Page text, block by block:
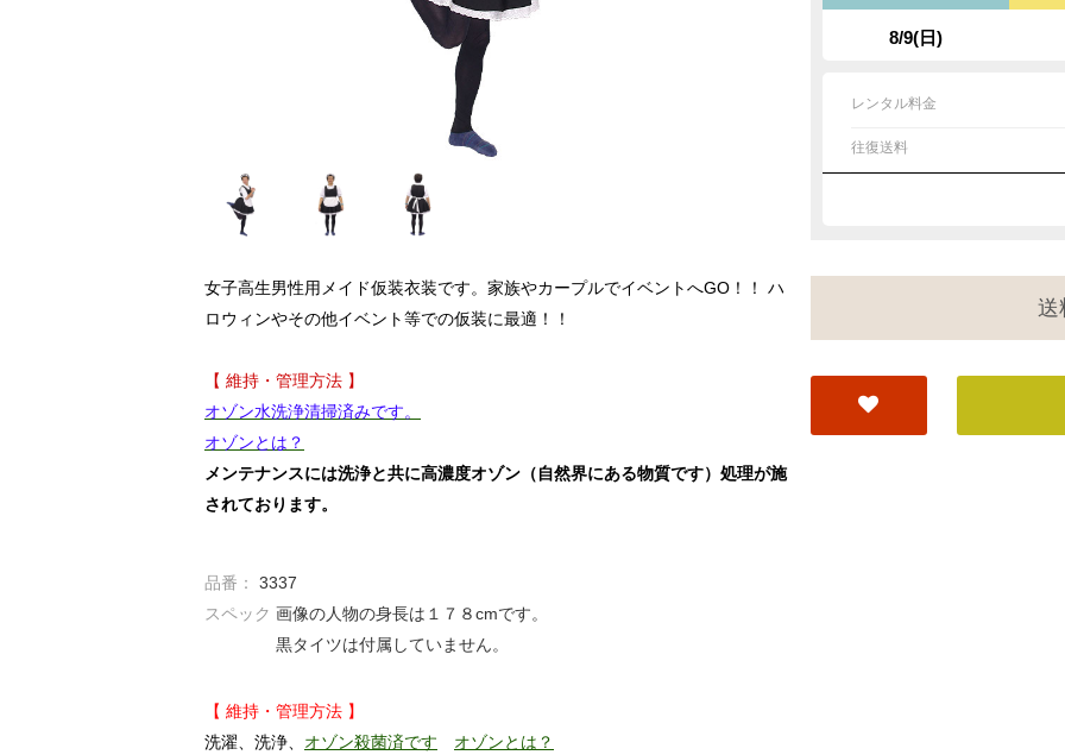
女子高生男性用メイド仮装衣装です。家族やカープルでイベントへGO！！ ハ
ロウィンやその他イベント等での仮装に最適！！
【 維持・管理方法 】
オゾン水洗浄清掃済みです。
オゾンとは？
メンテナンスには洗浄と共に高濃度オゾン（自然界にある物質です）処理が施
されております。
品番：
3337
スペック 画像の人物の身長は１７８cmです。
黒タイツは付属していません。
【 維持・管理方法 】
洗濯、洗浄、 オゾン殺菌済です
オゾンとは？
8/9(日)
レンタル料金
往復送料
送